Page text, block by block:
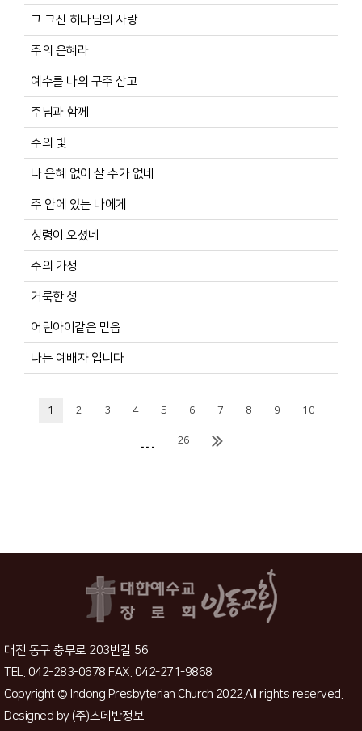
그 크신 하나님의 사랑
주의 은혜라
예수를 나의 구주 삼고
주님과 함께
주의 빛
나 은혜 없이 살 수가 없네
주 안에 있는 나에게
성령이 오셨네
주의 가정
거룩한 성
어린아이같은 믿음
나는 예배자 입니다
1 2 3 4 5 6 7 8 9 10
... 26
대전 동구 충무로 203번길 56
TEL. 042-283-0678 FAX. 042-271-9868
Copyright © Indong Presbyterian Church 2022.All rights reserved.
Designed by(주)스데반정보